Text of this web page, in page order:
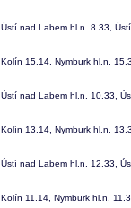
Ústí nad Labem hl.n. 8.33,
Kolín 15.14, Nymburk hl.n.
Ústí nad Labem hl.n. 10.33,
Kolín 13.14, Nymburk hl.n.
Ústí nad Labem hl.n. 12.33,
Kolín 11.14, Nymburk hl.n.